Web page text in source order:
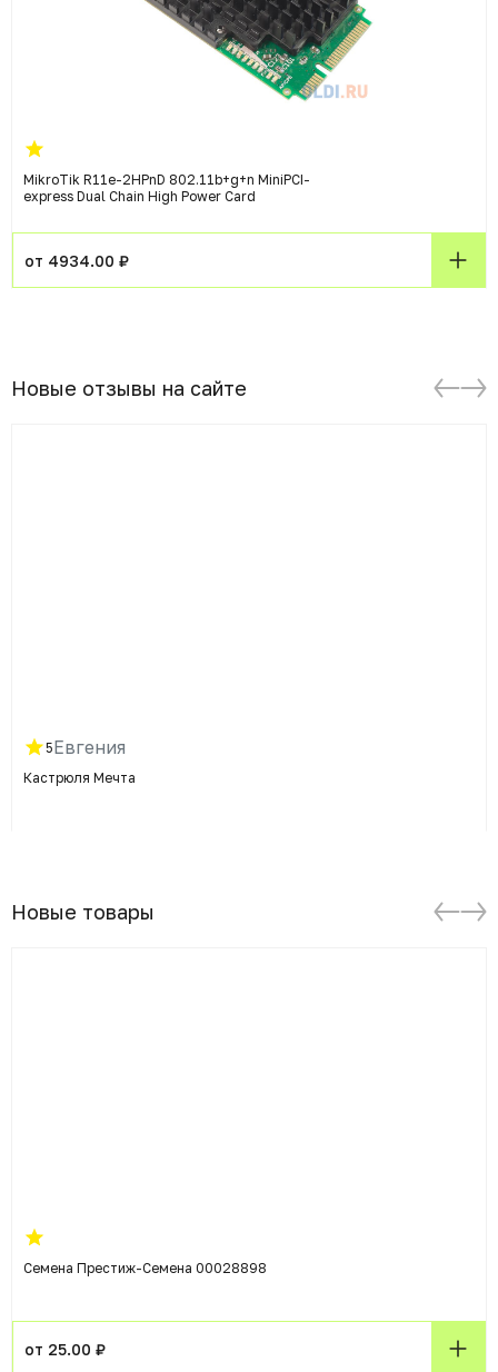
MikroTik R11e-2HPnD 802.11b+g+n MiniPCI-
express Dual Chain High Power Card
от 4934.00 ₽
Новые отзывы на сайте
5Евгения
Кастрюля Мечта
Новые товары
Семена Престиж-Семена 00028898
от 25.00 ₽